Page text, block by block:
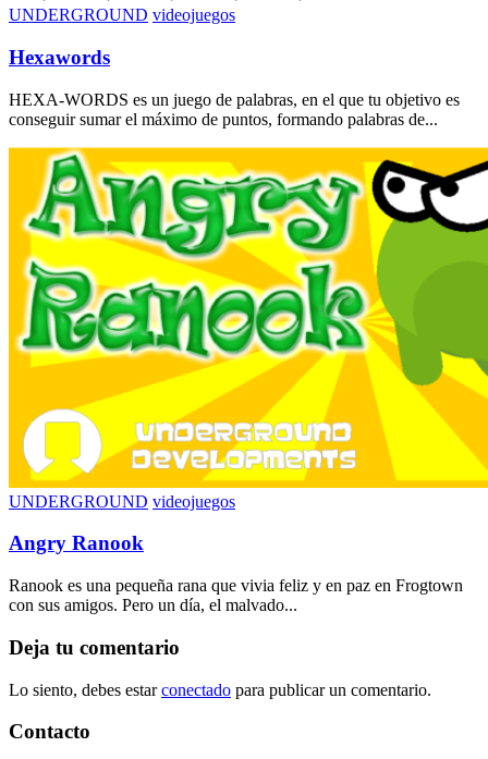
UNDERGROUND videojuegos
Hexawords
HEXA-WORDS es un juego de palabras, en el que tu objetivo es
conseguir sumar el máximo de puntos, formando palabras de...
UNDERGROUND videojuegos
Angry Ranook
Ranook es una pequeña rana que vivia feliz y en paz en Frogtown
con sus amigos. Pero un día, el malvado...
Deja tu comentario
Lo siento, debes estarconectado para publicar un comentario.
Contacto